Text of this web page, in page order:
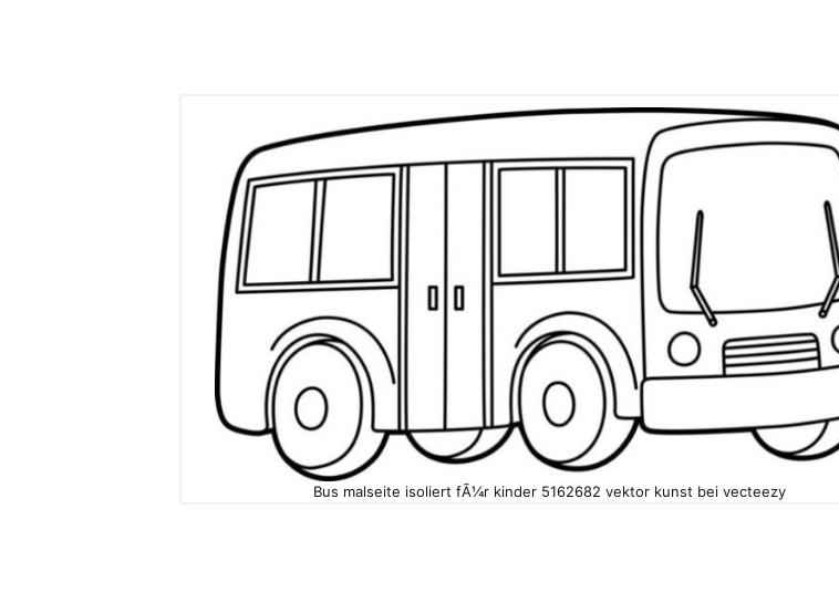
Bus malseite isoliert fÃ¼r kinder 5162682 vektor kunst bei vecteezy